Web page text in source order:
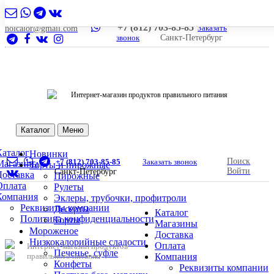
nolcalor@gmail.com +7 (812) 703-85-85 Заказать
звонок
Санкт-Петербург
Интернет-магазин продуктов правильного питания
Каталог Меню
Реквизиты компании
Политика конфиденциальности
Новинки
Торты и пирожные
Пирожные
Рулеты
Эклеры, трубочки, профитроли
Десерты
Торты
Мороженое
Низкокалорийные сладости
Печенье, суфле
Конфеты
+7 (812) 703-85-85
Заказать звонок
Санкт-Петербург
Поиск
Войти
Интернет-магазин продуктов
правильного питания
Каталог
Магазины
Доставка
Оплата
Компания
Реквизиты компании